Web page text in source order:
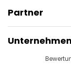
Partner
Anbieter-
Affiliate-
Unternehmen
Reiseziele